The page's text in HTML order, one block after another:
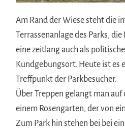
Am Rand der Wiese steht die
Terrassenanlage des Parks,
eine zeitlang auch als
Kundgebungsort. Heute ist es
Treffpunkt der Parkbesucher.
Über Treppen gelangt man auf
einem Rosengarten, der von
Zum Park hin stehen bei bei